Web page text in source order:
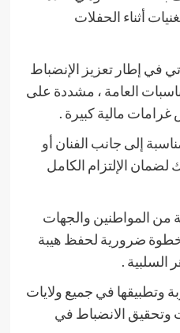
أثناء الحفلات
في إطار تعزيز الإنضباط
العامة ، مشددة على
مالية كبيرة .
إلى جانب الفنان أو
لضمان الإلتزام الكامل
من المواطنين والجهات
ضرورية لحفظ هيبة
السلبية .
وتطبيقها في جميع ولايات
وتحقيق الانضباط في